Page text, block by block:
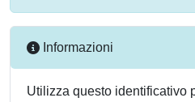
Informazioni
Utilizza questo identificativo